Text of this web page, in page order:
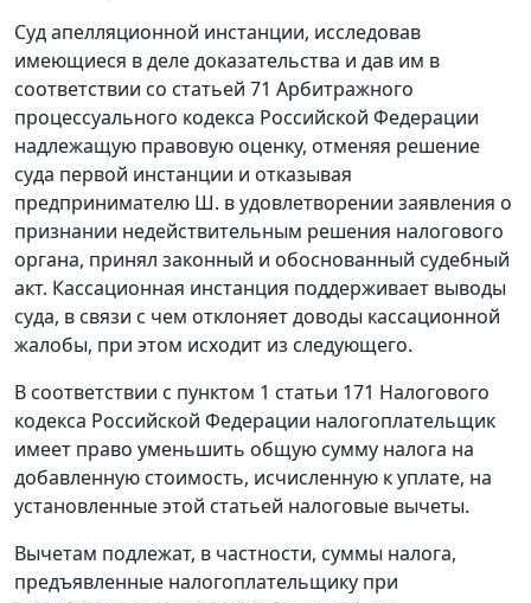
Суд апелляционной инстанции, исследовав
имеющиеся в деле доказательства и дав им в
соответствии со статьей 71 Арбитражного
процессуального кодекса Российской Федерации
надлежащую правовую оценку, отменяя решение
суда первой инстанции и отказывая
предпринимателю Ш. в удовлетворении заявления о
признании недействительным решения налогового
органа, принял законный и обоснованный судебный
акт. Кассационная инстанция поддерживает выводы
суда, в связи с чем отклоняет доводы кассационной
жалобы, при этом исходит из следующего.
В соответствии с пунктом 1 статьи 171 Налогового
кодекса Российской Федерации налогоплательщик
имеет право уменьшить общую сумму налога на
добавленную стоимость, исчисленную к уплате, на
установленные этой статьей налоговые вычеты.
Вычетам подлежат, в частности, суммы налога,
предъявленные налогоплательщику при